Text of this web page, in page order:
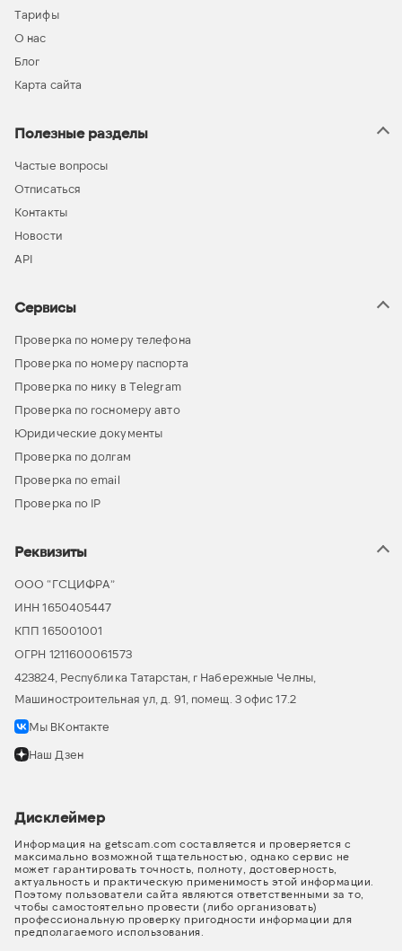
Тарифы
О нас
Блог
Карта сайта
Полезные разделы
Частые вопросы
Отписаться
Контакты
Новости
API
Сервисы
Проверка по номеру телефона
Проверка по номеру паспорта
Проверка по нику в Telegram
Проверка по госномеру авто
Юридические документы
Проверка по долгам
Проверка по email
Проверка по IP
Реквизиты
ООО “ГСЦИФРА”
ИНН 1650405447
КПП 165001001
ОГРН 1211600061573
423824, Республика Татарстан, г Набережные Челны,
Машиностроительная ул, д. 91, помещ. 3 офис 17.2
Мы ВКонтакте
Наш Дзен
Дисклеймер
Информация на getscam.com составляется и проверяется с
максимально возможной тщательностью, однако сервис не
может гарантировать точность, полноту, достоверность,
актуальность и практическую применимость этой информации.
Поэтому пользователи сайта являются ответственными за то,
чтобы самостоятельно провести (либо организовать)
профессиональную проверку пригодности информации для
предполагаемого использования.